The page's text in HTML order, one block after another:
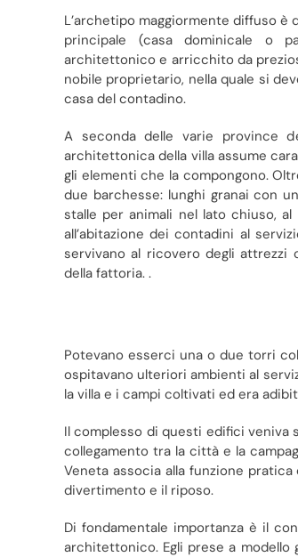
L’archetipo maggiormente diffuso
principale (casa dominicale o
architettonico e arricchito da
nobile proprietario, nella quale si
casa del contadino.
A seconda delle varie province
architettonica della villa assume
gli elementi che la compongono.
due barchesse: lunghi granai con
stalle per animali nel lato chiuso,
all’abitazione dei contadini al
servivano al ricovero degli
della fattoria. .
Potevano esserci una o due torri
ospitavano ulteriori ambienti al
la villa e i campi coltivati ed era
Il complesso di questi edifici veniva
collegamento tra la città e la
Veneta associa alla funzione
divertimento e il riposo.
Di fondamentale importanza è il
architettonico. Egli prese a